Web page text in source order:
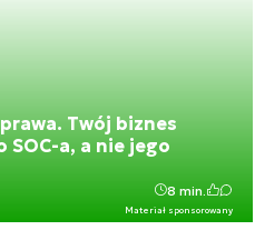
Twój biznes
a, a nie jego
Materiał sponsorowany
8 min.